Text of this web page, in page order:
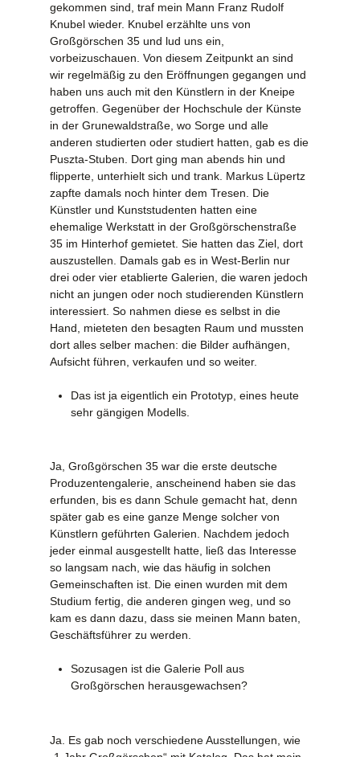
gekommen sind, traf mein Mann Franz Rudolf
Knubel wieder. Knubel erzählte uns von
Großgörschen 35 und lud uns ein,
vorbeizuschauen. Von diesem Zeitpunkt an sind
wir regelmäßig zu den Eröffnungen gegangen und
haben uns auch mit den Künstlern in der Kneipe
getroffen. Gegenüber der Hochschule der Künste
in der Grunewaldstraße, wo Sorge und alle
anderen studierten oder studiert hatten, gab es die
Puszta-Stuben. Dort ging man abends hin und
flipperte, unterhielt sich und trank. Markus Lüpertz
zapfte damals noch hinter dem Tresen. Die
Künstler und Kunststudenten hatten eine
ehemalige Werkstatt in der Großgörschenstraße
35 im Hinterhof gemietet. Sie hatten das Ziel, dort
auszustellen. Damals gab es in West-Berlin nur
drei oder vier etablierte Galerien, die waren jedoch
nicht an jungen oder noch studierenden Künstlern
interessiert. So nahmen diese es selbst in die
Hand, mieteten den besagten Raum und mussten
dort alles selber machen: die Bilder aufhängen,
Aufsicht führen, verkaufen und so weiter.
Das ist ja eigentlich ein Prototyp, eines heute
sehr gängigen Modells.
Ja, Großgörschen 35 war die erste deutsche
Produzentengalerie, anscheinend haben sie das
erfunden, bis es dann Schule gemacht hat, denn
später gab es eine ganze Menge solcher von
Künstlern geführten Galerien. Nachdem jedoch
jeder einmal ausgestellt hatte, ließ das Interesse
so langsam nach, wie das häufig in solchen
Gemeinschaften ist. Die einen wurden mit dem
Studium fertig, die anderen gingen weg, und so
kam es dann dazu, dass sie meinen Mann baten,
Geschäftsführer zu werden.
Sozusagen ist die Galerie Poll aus
Großgörschen herausgewachsen?
Ja. Es gab noch verschiedene Ausstellungen, wie